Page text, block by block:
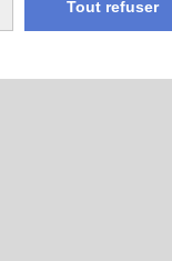
Tout refuser